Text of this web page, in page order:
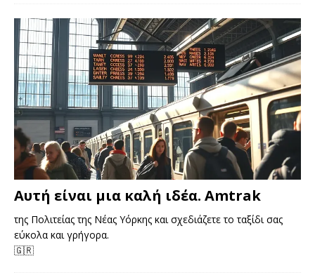
Αυτή είναι μια καλή ιδέα. Amtrak
της Πολιτείας της Νέας Υόρκης και σχεδιάζετε το ταξίδι σας
εύκολα και γρήγορα.
🇬🇷